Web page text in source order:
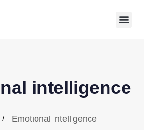
intelligence
Emotional intelligence